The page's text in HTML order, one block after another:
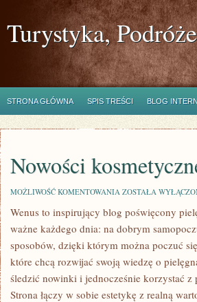
Turystyka, Podróże
STRONA GŁÓWNA SPIS TREŚCI BLOG
Nowości
MOŻLIWOŚĆ KOMENTOWANIA NOWOŚCI
ZOSTAŁA
Wenus to inspirujący blog poświęcony
ważne każdego dnia: na dobrym
sposobów, dzięki którym można poczuć
które chcą rozwijać swoją wiedzę o
śledzić nowinki i jednocześnie korzystać
Strona łączy w sobie estetykę z realną